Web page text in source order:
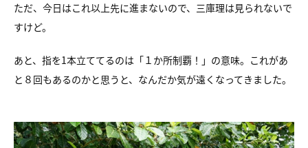
ただ、今日はこれ以上先に進まないので、三庫理は見られないで
すけど。
あと、指を1本立ててるのは「１か所制覇！」の意味。これがあ
と８回もあるのかと思うと、なんだか気が遠くなってきました。